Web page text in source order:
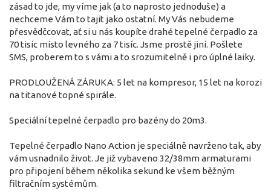
zásad to jde, my víme jak (a to naprosto jednoduše) a
nechceme Vám to tajit jako ostatní. My Vás nebudeme
přesvědčcovat, ať si u nás koupíte drahé tepelné čerpadlo za
70 tisíc místo levného za 7 tisíc. Jsme prostě jiní. Pošlete
SMS, proberem to s vámi a to srozumitelně i pro úplné laiky.
PRODLOUŽENÁ ZÁRUKA: 5 let na kompresor, 15 let na korozi
na titanové topné spirále.
Speciální tepelné čerpadlo pro bazény do 20m3.
Tepelné čerpadlo Nano Action je speciálně navrženo tak, aby
vám usnadnilo život. Je již vybaveno 32/38mm armaturami
pro připojení během několika sekund ke všem běžným
filtračním systémům.